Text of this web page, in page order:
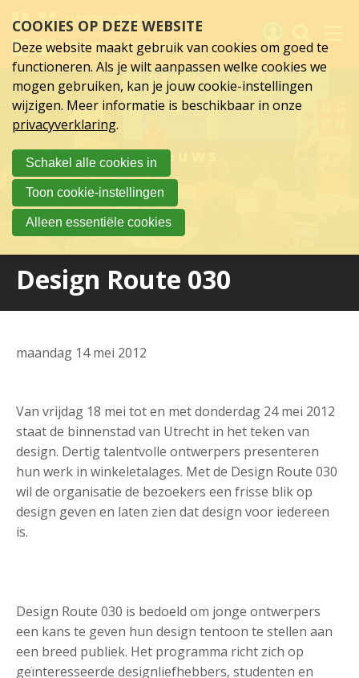
links
over
Spring
hoofd
inhoud
Spring
naar
hoofdnavigatie
Nieuws
Design Route 030
maandag 14 mei 2012
Van vrijdag 18 mei tot en met donderdag 24 mei 2012
staat de binnenstad van Utrecht in het teken van
design. Dertig talentvolle ontwerpers presenteren
hun werk in winkeletalages. Met de Design Route 030
wil de organisatie de bezoekers een frisse blik op
design geven en laten zien dat design voor iedereen
is.
Design Route 030 is bedoeld om jonge ontwerpers
een kans te geven hun design tentoon te stellen aan
een breed publiek. Het programma richt zich op
geïnteresseerde designliefhebbers, studenten en
Activiteiten
Nieuws
Verslagen
Sluit je aan
Over UCK
COOKIES OP DEZE WEBSITE
Deze website maakt gebruik van cookies om goed te
functioneren. Als je wilt aanpassen welke cookies we
mogen gebruiken, kan je jouw cookie-instellingen
wijzigen. Meer informatie is beschikbaar in onze
privacyverklaring.
Schakel alle cookies in
Toon cookie-instellingen
Alleen essentiële cookies